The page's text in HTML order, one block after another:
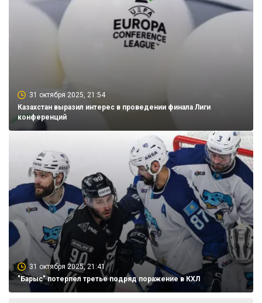
31 октября 2025, 21:54
Казахстан выразил интерес в проведении финала Лиги
конференций
31 октября 2025, 21:41
"Барыс" потерпел третье подряд поражение в КХЛ